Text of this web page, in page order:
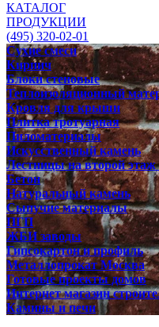
КАТАЛОГ
ПРОДУКЦИИ
(495) 320-02-01
Сухие смеси
Кирпич
Блоки стеновые
Теплоизоляционный
Кровля для крыши
Плитка тротуарная
Пиломатериалы
Искусственный камень
Лестницы на второй этаж
Бетон
Натуральный камень
Сыпучие материалы
ПГП
ЖБИ заводы
Гипсокартон и профиль
Металлопрокат Москва
Готовые проекты домов
Интернет магазин
Камины и печи